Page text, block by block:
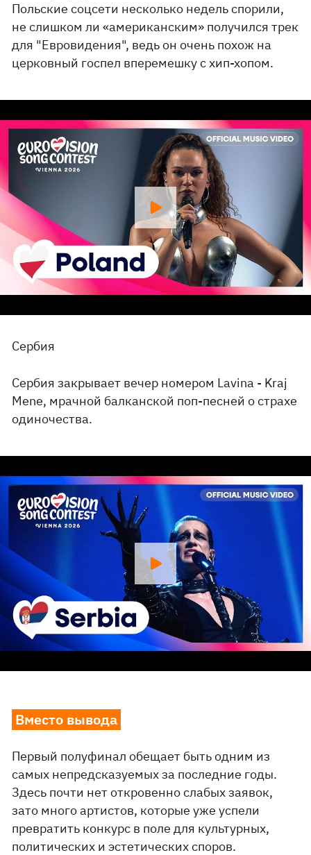
Польские соцсети несколько недель спорили,
не слишком ли «американским» получился трек
для "Евровидения", ведь он очень похож на
церковный госпел вперемешку с хип-хопом.
Сербия
Сербия закрывает вечер номером Lavina - Kraj
Mene, мрачной балканской поп-песней о страхе
одиночества.
Вместо вывода
Первый полуфинал обещает быть одним из
самых непредсказуемых за последние годы.
Здесь почти нет откровенно слабых заявок,
зато много артистов, которые уже успели
превратить конкурс в поле для культурных,
политических и эстетических споров.